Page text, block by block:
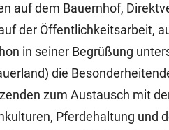
auf dem Bauernhof,
der Öffentlichkeitsarbeit,
in seiner Begrüßung
die
zum Austausch mit
Pferdehaltung und